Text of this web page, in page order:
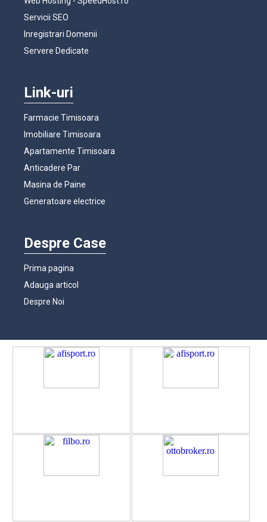
Servicii SEO
Inregistrari Domenii
Servere Dedicate
Link-uri
Farmacie Timisoara
Imobiliare Timisoara
Apartamente Timisoara
Anticadere Par
Masina de Paine
Generatoare electrice
Despre Case
Prima pagina
Adauga articol
Despre Noi